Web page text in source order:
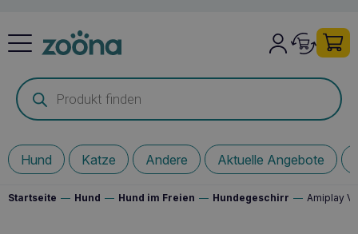
Products
search
Hund Katze Andere Aktuelle Angebote
Startseite — Hund — Hund im Freien — Hundegeschirr — Amiplay